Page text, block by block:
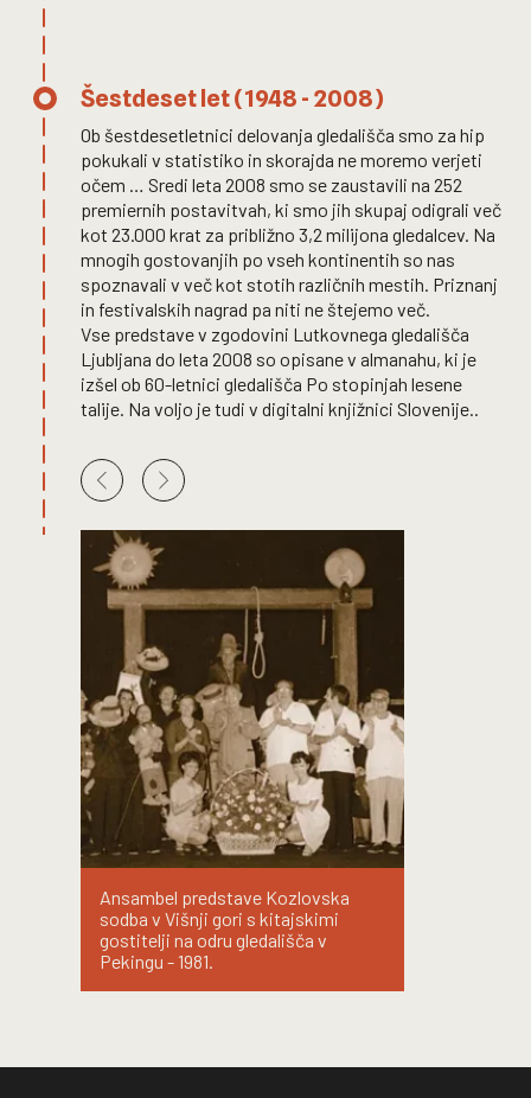
Šestdeset let (1948 - 2008)
Ob šestdesetletnici delovanja gledališča smo za hip
pokukali v statistiko in skorajda ne moremo verjeti
očem … Sredi leta 2008 smo se zaustavili na 252
premiernih postavitvah, ki smo jih skupaj odigrali več
kot 23.000 krat za približno 3,2 milijona gledalcev. Na
mnogih gostovanjih po vseh kontinentih so nas
spoznavali v več kot stotih različnih mestih. Priznanj
in festivalskih nagrad pa niti ne štejemo več.
Vse predstave v zgodovini Lutkovnega gledališča
Ljubljana do leta 2008 so opisane v almanahu, ki je
izšel ob 60-letnici gledališča Po stopinjah lesene
talije. Na voljo je tudi v digitalni knjižnici Slovenije..
Ansambel predstave Kozlovska
sodba v Višnji gori s kitajskimi
gostitelji na odru gledališča v
Pekingu - 1981.